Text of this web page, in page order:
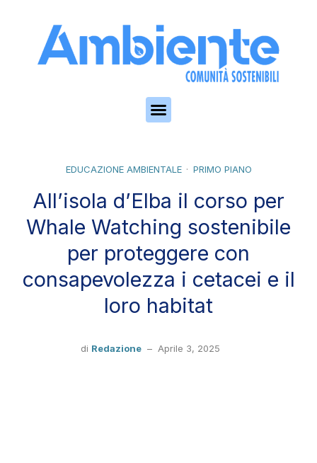
EDUCAZIONE AMBIENTALE PRIMO PIANO
All’isola d’Elba il corso per
Whale Watching sostenibile
per proteggere con
consapevolezza i cetacei e il
loro habitat
di Redazione– Aprile 3, 2025